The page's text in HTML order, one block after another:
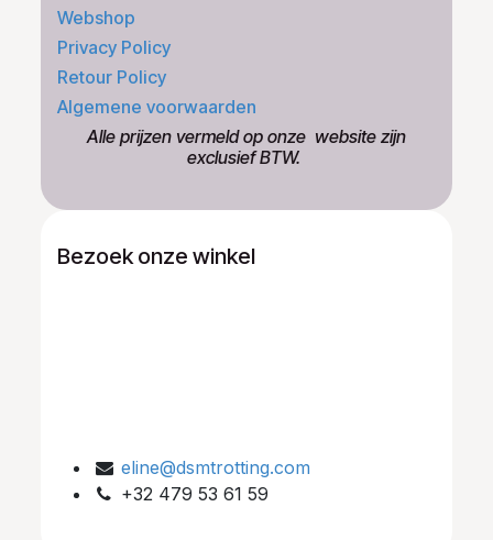
Webshop
Privacy Policy
Retour Policy
Algemene voorwaarden
​Alle prijzen vermeld op onze ​website zijn
exclusief BTW.
Bezoek onze winkel
eline@dsmtrotting.com
+32 479 53 61 59